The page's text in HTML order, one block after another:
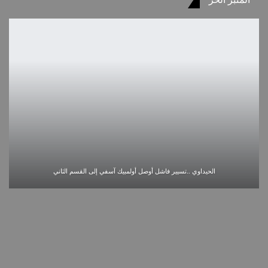
الحيداوي ..تسيير فاشل أوصل أولمبيك آسفي إلى القسم الثاني